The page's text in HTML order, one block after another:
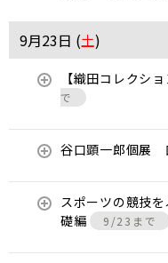
9月23日 (土)
【織田コレクシ
で
谷口顕一郎個展
スポーツの競技
礎編
9/23まで